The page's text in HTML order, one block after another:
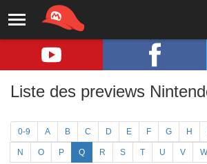
Liste des previews
0-9 A B C D E F G H
N O P Q R S T U V W